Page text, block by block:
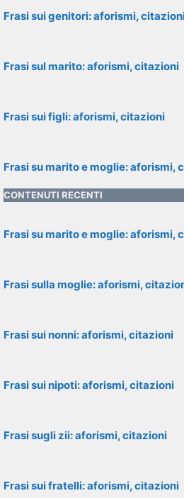
Frasi sui genitori: aforismi,
Frasi sul marito: aforismi, citazioni
Frasi sui figli: aforismi, citazioni
Frasi su marito e moglie: aforismi,
CONTENUTI RECENTI
Frasi su marito e moglie: aforismi,
Frasi sulla moglie: aforismi,
Frasi sui nonni: aforismi, citazioni
Frasi sui nipoti: aforismi, citazioni
Frasi sugli zii: aforismi, citazioni
Frasi sui fratelli: aforismi, citazioni